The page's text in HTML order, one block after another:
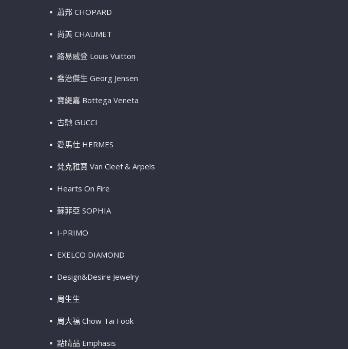
蕭邦 CHOPARD
尚美 CHAUMET
路易威登 Louis Vuitton
喬治傑生 Georg Jensen
寶緹嘉 Bottega Veneta
古馳 GUCCI
愛馬仕 HERMES
梵克雅寶 Van Cleef & Arpels
Hearts On Fire
蘇菲亞 SOPHIA
I-PRIMO
EXELCO DIAMOND
Design&Desire Jewelry
周生生
周大福 Chow Tai Fook
點睛品 Emphasis